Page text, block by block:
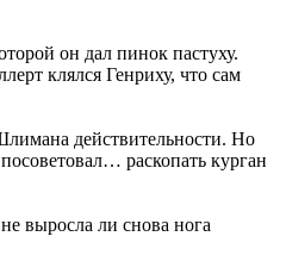
он дал пинок пастуху.
клялся Генриху, что сам
действительности. Но
раскопать курган
выросла ли снова нога